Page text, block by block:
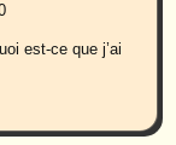
est-ce que j’ai